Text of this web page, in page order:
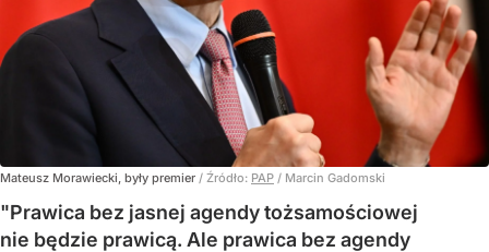
Mateusz Morawiecki, były premier / Źródło: PAP / Marcin Gadomski
"Prawica bez jasnej agendy tożsamościowej
nie będzie prawicą. Ale prawica bez agendy